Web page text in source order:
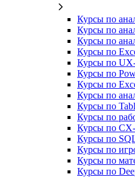
Курсы по
Курсы по
Курсы по
Курсы по
Курсы по
Курсы по
Курсы по
Курсы по
Курсы по
Курсы по
Курсы по
Курсы по
Курсы по
Курсы по
Курсы по